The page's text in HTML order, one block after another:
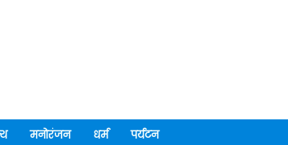
मनोरंजन धर्म पर्यटन